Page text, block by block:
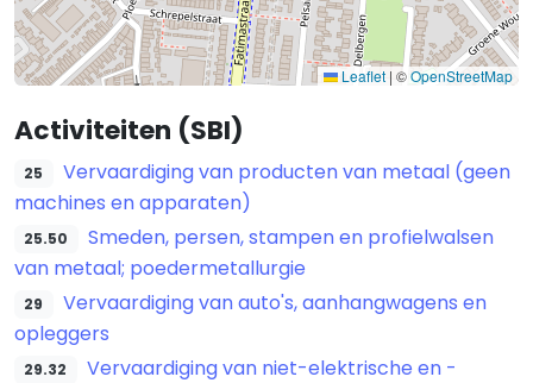
Leaflet | ©OpenStreetMap
Activiteiten (SBI)
25
Vervaardiging van producten van metaal (geen
machines en apparaten)
25.50
Smeden, persen, stampen en profielwalsen
van metaal; poedermetallurgie
29
Vervaardiging van auto's, aanhangwagens en
opleggers
29.32
Vervaardiging van niet-elektrische en -